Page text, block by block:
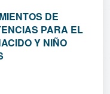
DE
PARA EL
Y NIÑO